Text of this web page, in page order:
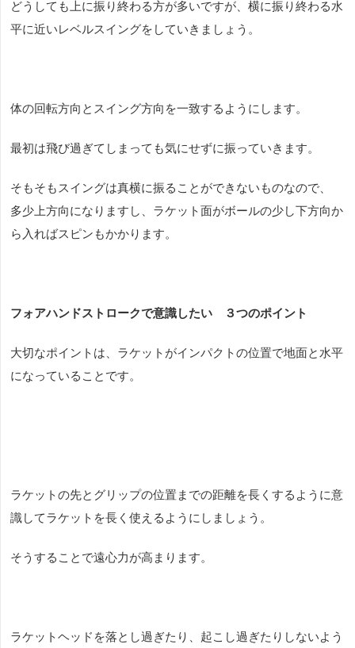
どうしても上に振り終わる方が多いですが、横に振り終わる水
平に近いレベルスイングをしていきましょう。
体の回転方向とスイング方向を一致するようにします。
最初は飛び過ぎてしまっても気にせずに振っていきます。
そもそもスイングは真横に振ることができないものなので、
多少上方向になりますし、ラケット面がボールの少し下方向か
ら入ればスピンもかかります。
フォアハンドストロークで意識したい ３つのポイント
大切なポイントは、ラケットがインパクトの位置で地面と水平
になっていることです。
ラケットの先とグリップの位置までの距離を長くするように意
識してラケットを長く使えるようにしましょう。
そうすることで遠心力が高まります。
ラケットヘッドを落とし過ぎたり、起こし過ぎたりしないよう